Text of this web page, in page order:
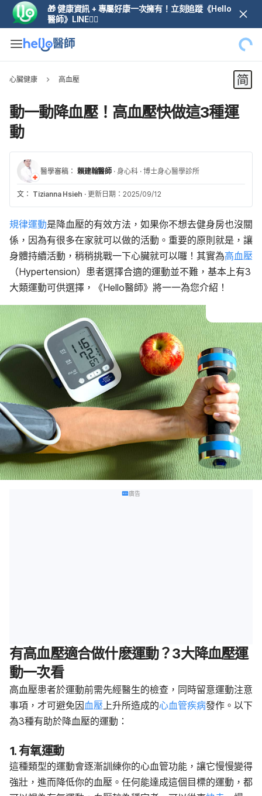
🎁 健康資訊 + 專屬好康一次擁有！立刻追蹤《Hello
醫師》LINE👆🏼
心臟健康 高血壓
動一動降血壓！高血壓快做這3種運
動
醫學審稿： 賴建翰醫師 · 身心科 · 博士身心醫學診所
文： Tizianna Hsieh · 更新日期：2025/09/12
規律運動是降血壓的有效方法，如果你不想去健身房也沒關
係，因為有很多在家就可以做的活動。重要的原則就是，讓
身體持續活動，稍稍挑戰一下心臟就可以囉！其實為高血壓
（Hypertension）患者選擇合適的運動並不難，基本上有3
大類運動可供選擇，《Hello醫師》將一一為您介紹！
廣告
有高血壓適合做什麽運動？3大降血壓運
動一次看
高血壓患者於運動前需先經醫生的檢查，同時留意運動注意
事項，才可避免因血壓上升所造成的心血管疾病發作。以下
為3種有助於降血壓的運動：
1. 有氧運動
這種類型的運動會逐漸訓練你的心血管功能，讓它慢慢變得
強壯，進而降低你的血壓。任何能達成這個目標的運動，都